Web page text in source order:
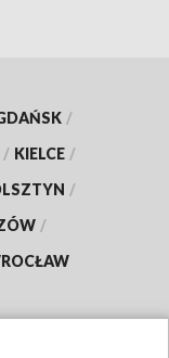
/
/ KIELCE /
/
/